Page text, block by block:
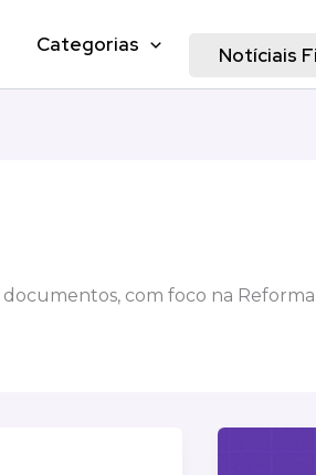
Categorias Notíciais
documentos, com foco na